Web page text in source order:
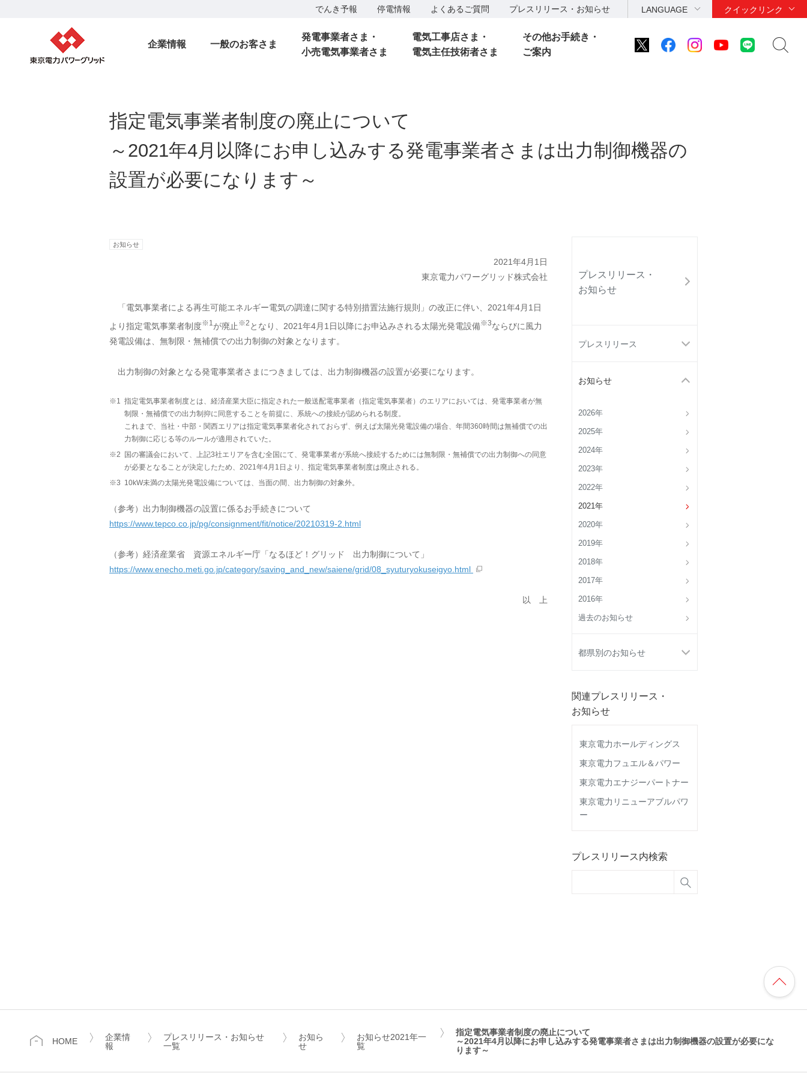
でんき予報 停電情報 よくあるご質問 プレスリリース・お知らせ LANGUAGE クイックリンク
企業情報 一般のお客さま
発電事業者さま・
小売電気事業者さま
電気工事店さま・
電気主任技術者さま
その他お手続き・
ご案内
プレスリリース・
お知らせ
プレスリリース
お知らせ
2026年
2025年
2024年
2023年
2022年
2021年
2020年
2019年
2018年
2017年
2016年
過去のお知らせ
都県別のお知らせ
関連プレスリリース・
お知らせ
東京電力ホールディングス
東京電力フュエル＆パワー
東京電力エナジーパートナー
東京電力リニューアブルパワ
ー
プレスリリース内検索
指定電気事業者制度の廃止について
～2021年4月以降にお申し込みする発電事業者さまは出力制御機器の
設置が必要になります～
お知らせ
2021年4月1日
東京電力パワーグリッド株式会社
「電気事業者による再生可能エネルギー電気の調達に関する特別措置法施行規則」の改正に伴い、2021年4月1日
より指定電気事業者制度※1 が廃止 ※2 となり、2021年4月1日以降にお申込みされる太陽光発電設備※3ならびに風力
発電設備は、無制限・無補償での出力制御の対象となります。
出力制御の対象となる発電事業者さまにつきましては、出力制御機器の設置が必要になります。
※1 指定電気事業者制度とは、経済産業大臣に指定された一般送配電事業者（指定電気事業者）のエリアにおいては、発電事業者が無
制限・無補償での出力制抑に同意することを前提に、系統への接続が認められる制度。
これまで、当社・中部・関西エリアは指定電気事業者化されておらず、例えば太陽光発電設備の場合、年間360時間は無補償での出
力制御に応じる等のルールが適用されていた。
※2 国の審議会において、上記3社エリアを含む全国にて、発電事業者が系統へ接続するためには無制限・無補償での出力制御への同意
が必要となることが決定したため、2021年4月1日より、指定電気事業者制度は廃止される。
※3 10kW未満の太陽光発電設備については、当面の間、出力制御の対象外。
（参考）出力制御機器の設置に係るお手続きについて
https://www.tepco.co.jp/pg/consignment/fit/notice/20210319-2.html
（参考）経済産業省 資源エネルギー庁「なるほど！グリッド 出力制御について」
https://www.enecho.meti.go.jp/category/saving_and_new/saiene/grid/08_syuturyokuseigyo.html
以 上
HOME
企業情
報
プレスリリース・お知らせ
一覧
お知ら
せ
お知らせ2021年一
覧
指定電気事業者制度の廃止について
～2021年4月以降にお申し込みする発電事業者さまは出力制御機器の設置が必要にな
ります～